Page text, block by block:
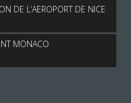
DE L’AEROPORT DE NICE
MONACO